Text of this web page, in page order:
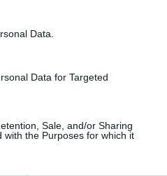
Data.
Data for Targeted
Sale, and/or Sharing
the Purposes for which it
ένα φλύαρο και
νόμους. Αν θέλουμε
τους
όμως, αυτό απαιτεί
για ένα λιτό
συμβίωσης. Η πρόταση